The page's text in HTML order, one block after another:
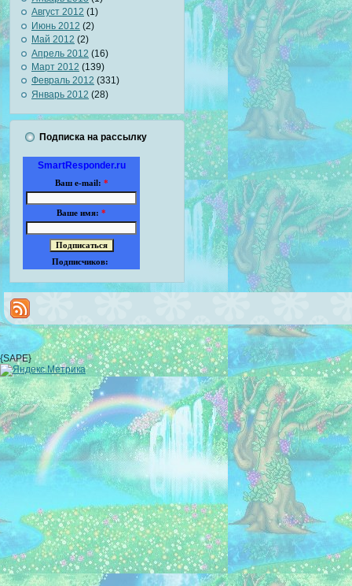
Август 2012 (1)
Июнь 2012 (2)
Май 2012 (2)
Апрель 2012 (16)
Март 2012 (139)
Февраль 2012 (331)
Январь 2012 (28)
Подписка на рассылку
SmartResponder.ru
Ваш e-mail: *
Ваше имя: *
Подписчиков:
{SAPE}